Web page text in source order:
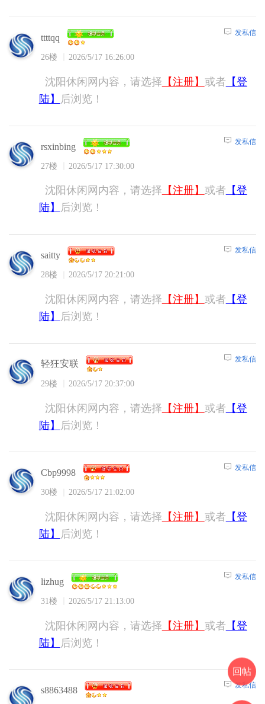
ttttqq
26楼 2026/5/17 16:26:00
发私信
沈阳休闲网内容，请选择 【注册】 或者 【登
陆】
后浏览！
rsxinbing
27楼 2026/5/17 17:30:00
发私信
沈阳休闲网内容，请选择 【注册】 或者 【登
陆】
后浏览！
saitty
28楼 2026/5/17 20:21:00
发私信
沈阳休闲网内容，请选择 【注册】 或者 【登
陆】
后浏览！
轻狂安联
29楼 2026/5/17 20:37:00
发私信
沈阳休闲网内容，请选择 【注册】 或者 【登
陆】
后浏览！
Cbp9998
30楼 2026/5/17 21:02:00
发私信
沈阳休闲网内容，请选择 【注册】 或者 【登
陆】
后浏览！
lizhug
31楼 2026/5/17 21:13:00
发私信
沈阳休闲网内容，请选择 【注册】 或者 【登
陆】
后浏览！
s8863488 发私信
回帖